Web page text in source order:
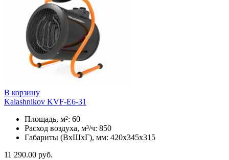
В корзину
Kalashnikov KVF-E6-31
Площадь, м²: 60
Расход воздуха, м³/ч: 850
Габариты (ВхШхГ), мм: 420x345x315
11 290.00 руб.